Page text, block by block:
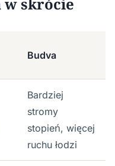
Budva
Bardziej
stromy
stopień, więcej
ruchu łodzi